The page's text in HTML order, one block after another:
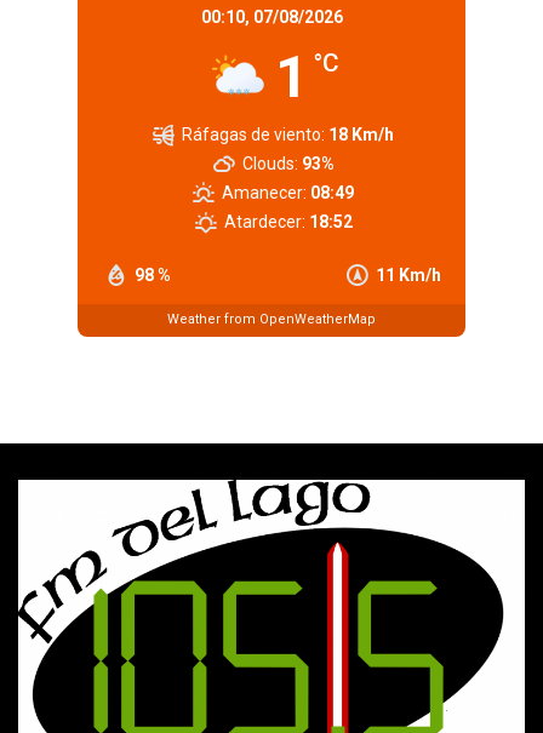
00:10, 07/08/2026
1 °C
98 % 11 Km/h
Ráfagas de viento: 18 Km/h
Clouds: 93%
Amanecer: 08:49
Atardecer: 18:52
Weather from OpenWeatherMap